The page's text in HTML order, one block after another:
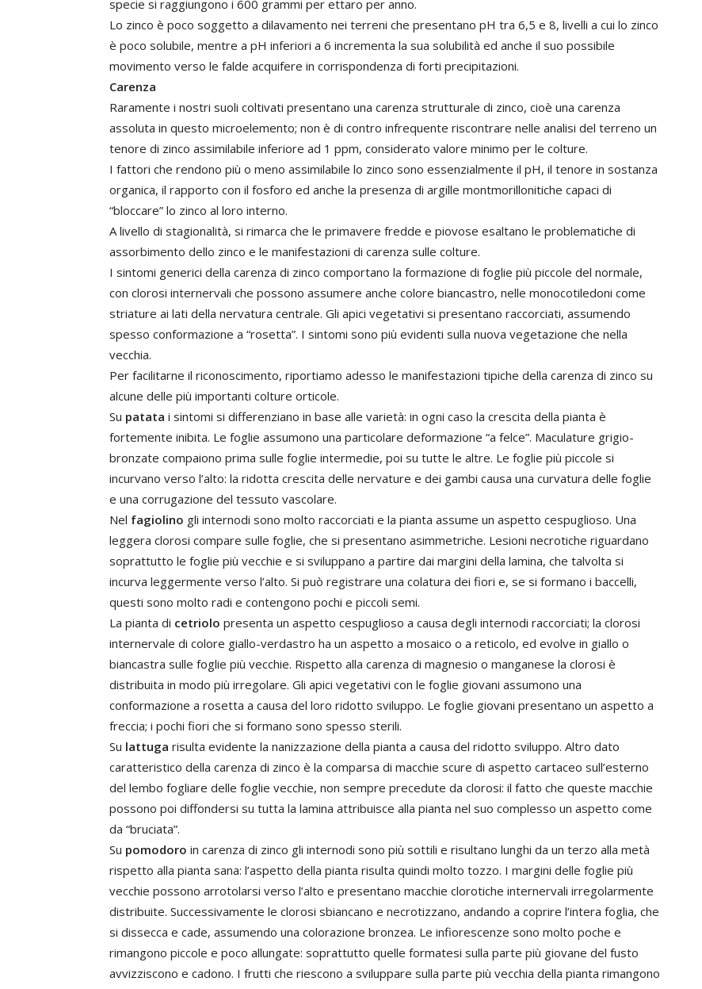
specie si raggiungono i 600 grammi per ettaro per anno.
Lo zinco è poco soggetto a dilavamento nei terreni che presentano pH tra 6,5 e 8, livelli a cui lo zinco
è poco solubile, mentre a pH inferiori a 6 incrementa la sua solubilità ed anche il suo possibile
movimento verso le falde acquifere in corrispondenza di forti precipitazioni.
Carenza
Raramente i nostri suoli coltivati presentano una carenza strutturale di zinco, cioè una carenza
assoluta in questo microelemento; non è di contro infrequente riscontrare nelle analisi del terreno un
tenore di zinco assimilabile inferiore ad 1 ppm, considerato valore minimo per le colture.
I fattori che rendono più o meno assimilabile lo zinco sono essenzialmente il pH, il tenore in sostanza
organica, il rapporto con il fosforo ed anche la presenza di argille montmorillonitiche capaci di
“bloccare” lo zinco al loro interno.
A livello di stagionalità, si rimarca che le primavere fredde e piovose esaltano le problematiche di
assorbimento dello zinco e le manifestazioni di carenza sulle colture.
I sintomi generici della carenza di zinco comportano la formazione di foglie più piccole del normale,
con clorosi internervali che possono assumere anche colore biancastro, nelle monocotiledoni come
striature ai lati della nervatura centrale. Gli apici vegetativi si presentano raccorciati, assumendo
spesso conformazione a “rosetta”. I sintomi sono più evidenti sulla nuova vegetazione che nella
vecchia.
Per facilitarne il riconoscimento, riportiamo adesso le manifestazioni tipiche della carenza di zinco su
alcune delle più importanti colture orticole.
Su patata i sintomi si differenziano in base alle varietà: in ogni caso la crescita della pianta è
fortemente inibita. Le foglie assumono una particolare deformazione “a felce”. Maculature grigio-
bronzate compaiono prima sulle foglie intermedie, poi su tutte le altre. Le foglie più piccole si
incurvano verso l’alto: la ridotta crescita delle nervature e dei gambi causa una curvatura delle foglie
e una corrugazione del tessuto vascolare.
Nel fagiolino gli internodi sono molto raccorciati e la pianta assume un aspetto cespuglioso. Una
leggera clorosi compare sulle foglie, che si presentano asimmetriche. Lesioni necrotiche riguardano
soprattutto le foglie più vecchie e si sviluppano a partire dai margini della lamina, che talvolta si
incurva leggermente verso l’alto. Si può registrare una colatura dei fiori e, se si formano i baccelli,
questi sono molto radi e contengono pochi e piccoli semi.
La pianta di cetriolo presenta un aspetto cespuglioso a causa degli internodi raccorciati; la clorosi
internervale di colore giallo-verdastro ha un aspetto a mosaico o a reticolo, ed evolve in giallo o
biancastra sulle foglie più vecchie. Rispetto alla carenza di magnesio o manganese la clorosi è
distribuita in modo più irregolare. Gli apici vegetativi con le foglie giovani assumono una
conformazione a rosetta a causa del loro ridotto sviluppo. Le foglie giovani presentano un aspetto a
freccia; i pochi fiori che si formano sono spesso sterili.
Su lattuga risulta evidente la nanizzazione della pianta a causa del ridotto sviluppo. Altro dato
caratteristico della carenza di zinco è la comparsa di macchie scure di aspetto cartaceo sull’esterno
del lembo fogliare delle foglie vecchie, non sempre precedute da clorosi: il fatto che queste macchie
possono poi diffondersi su tutta la lamina attribuisce alla pianta nel suo complesso un aspetto come
da “bruciata”.
Su pomodoro in carenza di zinco gli internodi sono più sottili e risultano lunghi da un terzo alla metà
rispetto alla pianta sana: l’aspetto della pianta risulta quindi molto tozzo. I margini delle foglie più
vecchie possono arrotolarsi verso l’alto e presentano macchie clorotiche internervali irregolarmente
distribuite. Successivamente le clorosi sbiancano e necrotizzano, andando a coprire l’intera foglia, che
si dissecca e cade, assumendo una colorazione bronzea. Le infiorescenze sono molto poche e
rimangono piccole e poco allungate: soprattutto quelle formatesi sulla parte più giovane del fusto
avvizziscono e cadono. I frutti che riescono a sviluppare sulla parte più vecchia della pianta rimangono